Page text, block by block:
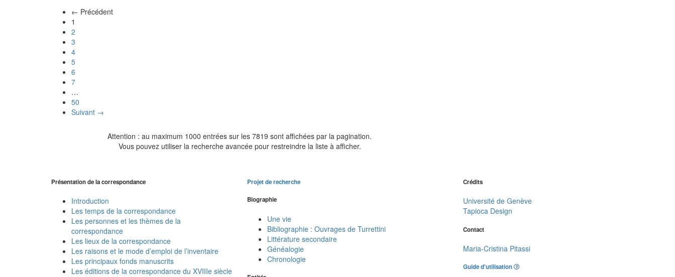
← Précédent
1
2
3
4
5
6
7
…
50
Suivant →
Attention : au maximum 1000 entrées sur les 7819 sont affichées par la pagination.
Vous pouvez utiliser la recherche avancée pour restreindre la liste à afficher.
Présentation de la correspondance
Introduction
Les temps de la correspondance
Les personnes et les thèmes de la
correspondance
Les lieux de la correspondance
Les raisons et le mode d’emploi de l’inventaire
Les principaux fonds manuscrits
Les éditions de la correspondance du XVIIIe siècle
Projet de recherche
Biographie
Une vie
Bibliographie : Ouvrages de Turrettini
Littérature secondaire
Généalogie
Chronologie
Crédits
Université de Genève
Tapioca Design
Contact
Maria-Cristina Pitassi
Guide d'utilisation